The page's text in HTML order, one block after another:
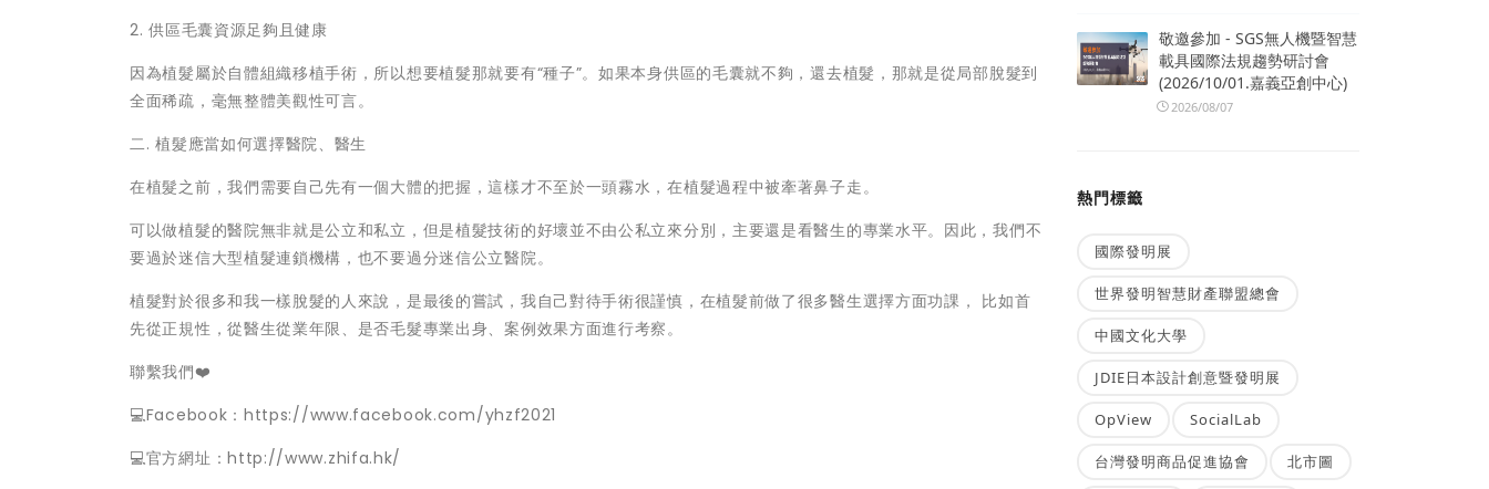
2. 供區毛囊資源足夠且健康
因為植髮屬於自體組織移植手術，所以想要植髮那就要有“種子”。如果本身供區的毛囊就不夠，還去植髮，那就是從局部脫髮到
全面稀疏，毫無整體美觀性可言。
二. 植髮應當如何選擇醫院、醫生
在植髮之前，我們需要自己先有一個大體的把握，這樣才不至於一頭霧水，在植髮過程中被牽著鼻子走。
可以做植髮的醫院無非就是公立和私立，但是植髮技術的好壞並不由公私立來分別，主要還是看醫生的專業水平。因此，我們不
要過於迷信大型植髮連鎖機構，也不要過分迷信公立醫院。
植髮對於很多和我一樣脫髮的人來說，是最後的嘗試，我自己對待手術很謹慎，在植髮前做了很多醫生選擇方面功課， 比如首
先從正規性，從醫生從業年限、是否毛髮專業出身、案例效果方面進行考察。
聯繫我們❤️
💻Facebook：https://www.facebook.com/yhzf2021
💻官方網址：http://www.zhifa.hk/
敬邀參加 - SGS無人機暨智慧
載具國際法規趨勢研討會
(2026/10/01.嘉義亞創中心)
2026/08/07
熱門標籤
國際發明展
世界發明智慧財產聯盟總會
中國文化大學
JDIE日本設計創意暨發明展
OpView SocialLab
台灣發明商品促進協會 北市圖